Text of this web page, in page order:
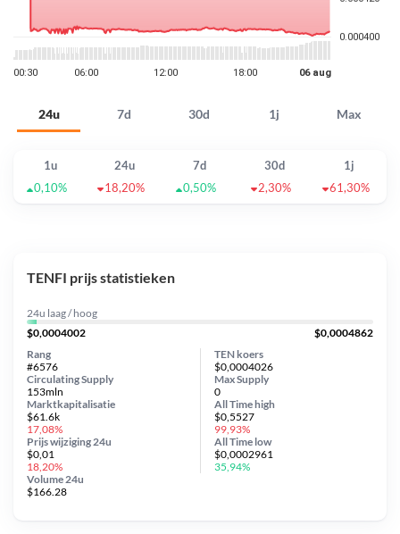
24u 7d 30d 1j Max
1u 24u 7d 30d
1j
0,10%
18,20% 0,50% 2,30% 61,30%
TENFI prijs statistieken
24u laag / hoog
$0,0004002
$0,0004862
TEN koers
$0,0004026
Circulating Supply
153mln
Prijs wijziging 24u
$0,01
18,20%
Max Supply
0
Marktkapitalisatie
$61.6k
17,08%
Volume 24u
$166.28
Rang
#6576
All Timehigh
$0,5527
99,93%
All Time low
$0,0002961
35,94%